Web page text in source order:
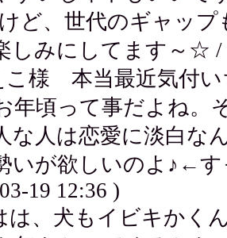
ど、世代のギャッ
しみにしてます～☆ /
こ様 本当最近気付い
年頃って事だよね。
な人は恋愛に淡白
いが欲しいのよ♪←す
19 12:36 )
は、犬もイビキかく